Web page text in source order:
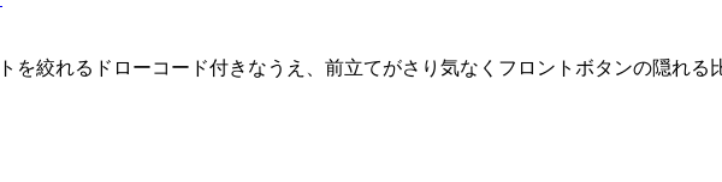
を絞れるドローコード付きなうえ、前立てがさり気なくフロントボタンの隠れる